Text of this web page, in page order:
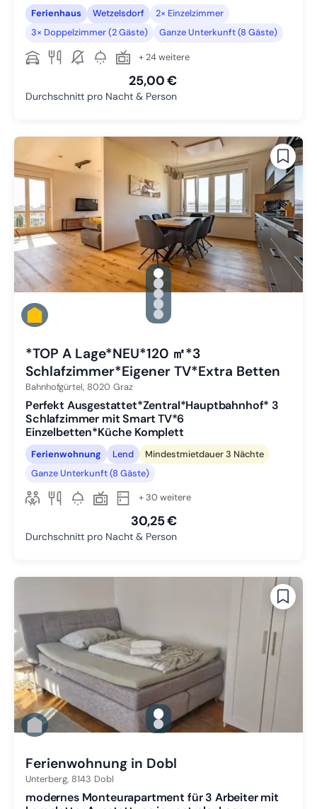
Ferienhaus Wetzelsdorf
2× Einzelzimmer
3× Doppelzimmer (2 Gäste)
Ganze Unterkunft (8 Gäste)
+ 24 weitere
25,00 €
Durchschnitt pro Nacht & Person
gallery.slide_selector
Zu Slide 1 wechseln
Zu Slide 2 wechseln
Zu Slide 3 wechseln
Zu Slide 4 wechseln
Zu Slide 5 wechseln
*TOP A Lage*NEU*120 ㎡*3
Schlafzimmer*Eigener TV*Extra Betten
Bahnhofgürtel, 8020 Graz
Perfekt Ausgestattet*Zentral*Hauptbahnhof* 3
Schlafzimmer mit Smart TV*6
Einzelbetten*Küche Komplett
Ferienwohnung Lend
Mindestmietdauer 3 Nächte
Ganze Unterkunft (8 Gäste)
+ 30 weitere
30,25 €
Durchschnitt pro Nacht & Person
gallery.slide_selector
Zu Slide 1 wechseln
Zu Slide 2 wechseln
Ferienwohnung in Dobl
Unterberg, 8143 Dobl
modernes Monteurapartment für 3 Arbeiter mit